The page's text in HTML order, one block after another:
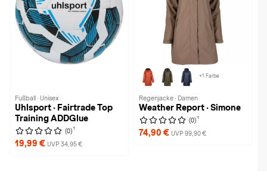
Fußball · Unisex
Uhlsport · Fairtrade Top
Training ADDGlue
(0) 1
19,99 € UVP 34,95 €
+1 Farbe
Regenjacke · Damen
Weather Report · Simone
(0) 1
74,90 € UVP 99,90 €